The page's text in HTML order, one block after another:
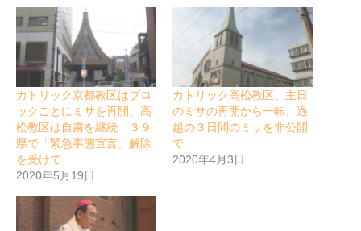
カトリック京都教区はブロ
ックごとにミサを再開、高
松教区は自粛を継続 ３９
県で「緊急事態宣言」解除
を受けて
2020年5月19日
カトリック高松教区、主日
のミサの再開から一転、過
越の３日間のミサを非公開
で
2020年4月3日